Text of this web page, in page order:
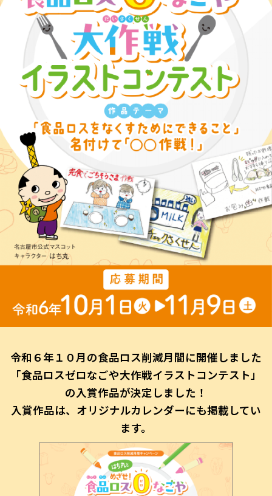
令和６年１０月の食品ロス削減月間に開催しました
「食品ロスゼロなごや大作戦イラストコンテスト」
の入賞作品が決定しました！
入賞作品は、オリジナルカレンダーにも掲載してい
ます。